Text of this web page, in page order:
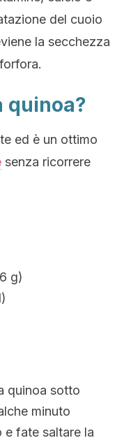
del cuoio
la secchezza
quinoa?
ed è un ottimo
senza ricorrere
g)
quinoa sotto
minuto
e fate saltare la